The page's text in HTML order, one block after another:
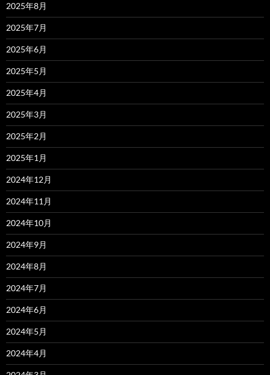
2025年8月
2025年7月
2025年6月
2025年5月
2025年4月
2025年3月
2025年2月
2025年1月
2024年12月
2024年11月
2024年10月
2024年9月
2024年8月
2024年7月
2024年6月
2024年5月
2024年4月